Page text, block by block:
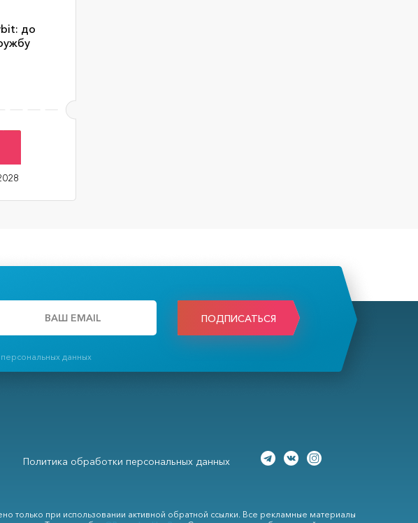
до
ПОДПИСАТЬСЯ
данных
Политика обработки персональных данных
только при использовании активной обратной ссылки. Все рекламные материалы